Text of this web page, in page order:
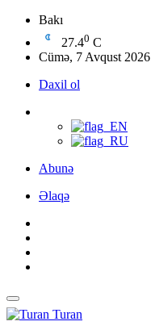
Bakı
27.40 C
Cümə, 7 Avqust 2026
Daxil ol
Abunə
Əlaqə
Turan